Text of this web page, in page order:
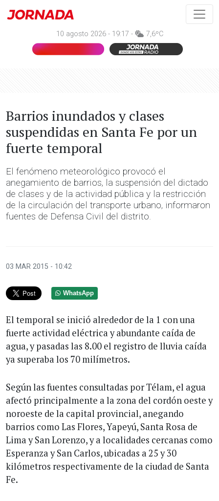
10 agosto 2026 - 19:17 - 7,6ºC
Barrios inundados y clases
suspendidas en Santa Fe por un
fuerte temporal
El fenómeno meteorológico provocó el
anegamiento de barrios, la suspensión del dictado
de clases y de la actividad pública y la restricción
de la circulación del transporte urbano, informaron
fuentes de Defensa Civil del distrito.
03 MAR 2015 - 10:42
WhatsApp
El temporal se inició alrededor de la 1 con una
fuerte actividad eléctrica y abundante caída de
agua, y pasadas las 8.00 el registro de lluvia caída
ya superaba los 70 milímetros.
Según las fuentes consultadas por Télam, el agua
afectó principalmente a la zona del cordón oeste y
noroeste de la capital provincial, anegando
barrios como Las Flores, Yapeyú, Santa Rosa de
Lima y San Lorenzo, y a localidades cercanas como
Esperanza y San Carlos, ubicadas a 25 y 30
kilómetros respectivamente de la ciudad de Santa
Fe.